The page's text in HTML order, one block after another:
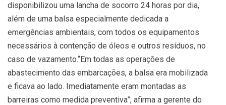
disponibilizou uma lancha de socorro 24 horas por dia,
além de uma balsa especialmente dedicada a
emergências ambientais, com todos os equipamentos
necessários à contenção de óleos e outros resíduos, no
caso de vazamento.“Em todas as operações de
abastecimento das embarcações, a balsa era mobilizada
e ficava ao lado. Imediatamente eram montadas as
barreiras como medida preventiva”, afirma a gerente do